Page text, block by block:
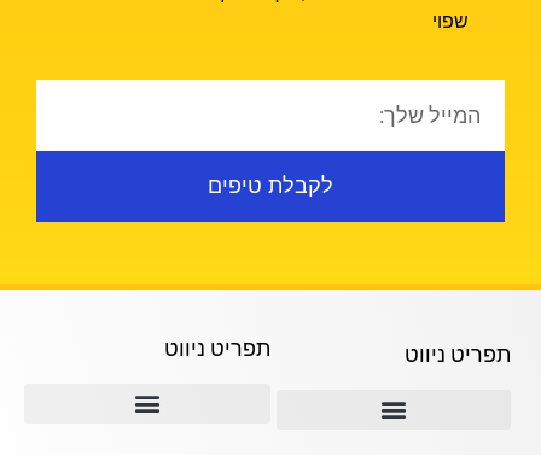
שפוי
לקבלת טיפים
תפריט ניווט תפריט ניווט